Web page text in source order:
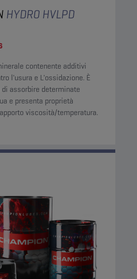
HYDRO HVLPD
contenente additivi
l'usura e L'ossidazione. È
assorbire determinate
e presenta proprietà
viscosità/temperatura.